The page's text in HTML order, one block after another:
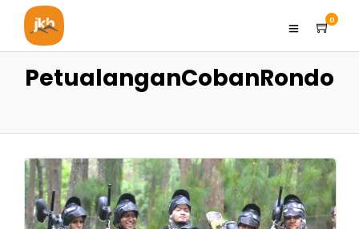
0
PetualanganCobanRondo